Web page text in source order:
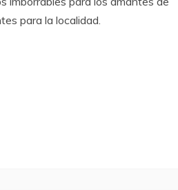
para la localidad.